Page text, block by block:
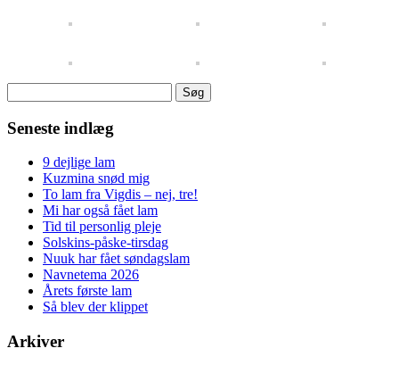
efter:
Seneste indlæg
9 dejlige lam
Kuzmina snød mig
To lam fra Vigdis – nej, tre!
Mi har også fået lam
Tid til personlig pleje
Solskins-påske-tirsdag
Nuuk har fået søndagslam
Navnetema 2026
Årets første lam
Så blev der klippet
Arkiver